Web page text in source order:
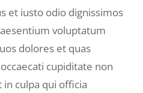
et iusto odio dignissimos
voluptatum
dolores et quas
cupiditate non
culpa qui officia